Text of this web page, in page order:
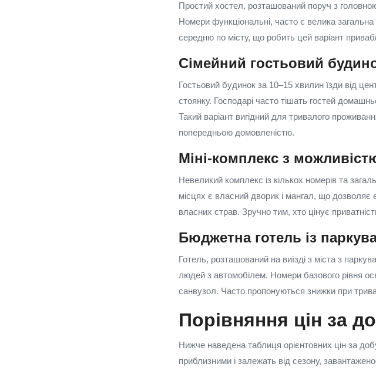
Простий хостел, розташований поруч з
Номери функціональні, часто є велика загальна
середню по місту, що робить цей варіант
Сімейний гостьовий
Гостьовий будинок за 10–15 хвилин їзди від
стоянку. Господарі часто тішать гостей
Такий варіант вигідний для тривалого
попередньою домовленістю.
Міні‑комплекс з
Невеликий комплекс із кількох номерів та
місцях є власний дворик і мангал, що дозволяє
власних страв. Зручно тим, хто цінує
Бюджетна готель із
Готель, розташований на виїзді з міста з
людей з автомобілем. Номери базового рівня
санвузол. Часто пропонуються знижки при
Порівняння цін за
Нижче наведена таблиця орієнтовних цін за
приблизними і залежать від сезону,